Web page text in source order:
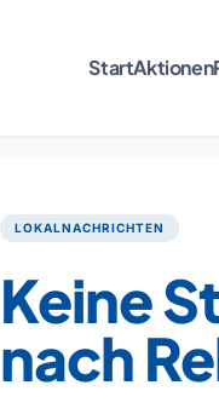
StartAktionen
LOKALNACHRICHTEN
Keine
nach